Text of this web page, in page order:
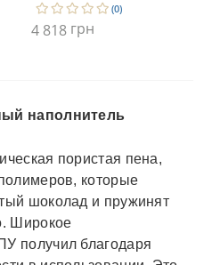
(0)
4 818 грн
наполнитель
пористая пена,
которые
шоколад и пружинят
Широкое
получил благодаря